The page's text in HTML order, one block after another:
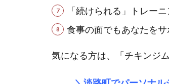
「続けられる」トレー
食事の面でもあなたをサ
気になる方は、「チキンジ